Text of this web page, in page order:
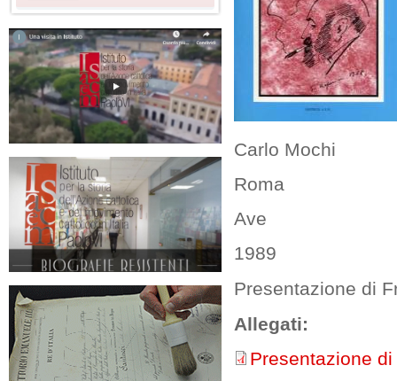
Carlo Mochi
Roma
Ave
1989
Presentazione di
Allegati:
Presentazione